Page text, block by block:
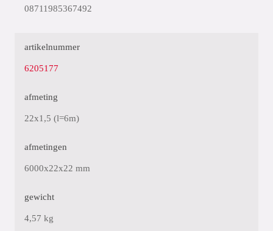
08711985367492
artikelnummer
6205177
afmeting
22x1,5 (l=6m)
afmetingen
6000x22x22 mm
gewicht
4,57 kg